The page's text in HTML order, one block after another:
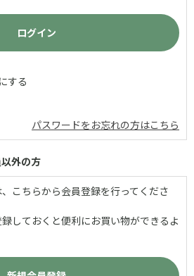
する
パスワードをお忘れの方はこちら
外の方
こちらから会員登録を行ってくださ
しておくと便利にお買い物ができるよ